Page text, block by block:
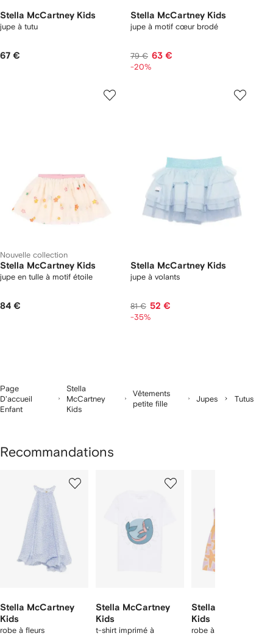
Stella McCartney Kids
jupe à tutu
67 €
Stella McCartney Kids
jupe à motif cœur brodé
79 € 63 €
-20%
Nouvelle collection
Stella McCartney Kids
jupe en tulle à motif étoile
84 €
Stella McCartney Kids
jupe à volants
81 € 52 €
-35%
Page
D'accueil
Enfant
Stella
McCartney
Kids
Vêtements
petite fille
Jupes Tutus
Recommandations
Stella McCartney
Kids
robe à fleurs
Stella McCartney
Kids
t-shirt imprimé à
Stella McCartney
Kids
robe à imprimé étoile